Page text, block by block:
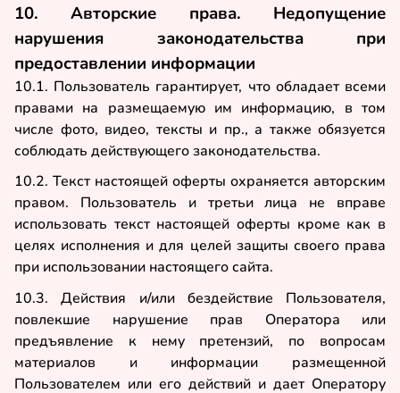
10. Авторские права. Недопущение
нарушения законодательства при
предоставлении информации
10.1. Пользователь гарантирует, что обладает всеми
правами на размещаемую им информацию, в том
числе фото, видео, тексты и пр., а также обязуется
соблюдать действующего законодательства.
10.2. Текст настоящей оферты охраняется авторским
правом. Пользователь и третьи лица не вправе
использовать текст настоящей оферты кроме как в
целях исполнения и для целей защиты своего права
при использовании настоящего сайта.
10.3. Действия и/или бездействие Пользователя,
повлекшие нарушение прав Оператора или
предъявление к нему претензий, по вопросам
материалов и информации размещенной
Пользователем или его действий и дает Оператору